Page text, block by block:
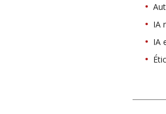
IA
IA